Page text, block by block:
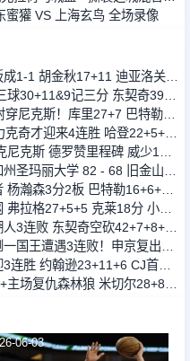
獾 VS 上海玄鸟 全场录像
06-03